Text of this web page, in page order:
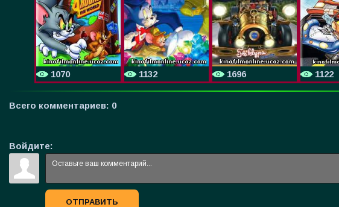
1070 1132 1696 1122
Всего комментариев: 0
Войдите:
ОТПРАВИТЬ